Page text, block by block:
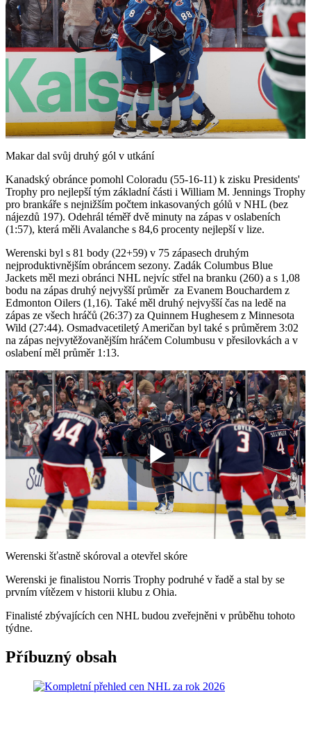
Play
Makar dal svůj druhý gól v utkání
Kanadský obránce pomohl Coloradu (55-16-11) k zisku Presidents'
Trophy pro nejlepší tým základní části i William M. Jennings Trophy
pro brankáře s nejnižším počtem inkasovaných gólů v NHL (bez
nájezdů 197). Odehrál téměř dvě minuty na zápas v oslabeních
(1:57), která měli Avalanche s 84,6 procenty nejlepší v lize.
Werenski byl s 81 body (22+59) v 75 zápasech druhým
nejproduktivnějším obráncem sezony. Zadák Columbus Blue
Jackets měl mezi obránci NHL nejvíc střel na branku (260) a s 1,08
bodu na zápas druhý nejvyšší průměr za Evanem Bouchardem z
Edmonton Oilers (1,16). Také měl druhý nejvyšší čas na ledě na
zápas ze všech hráčů (26:37) za Quinnem Hughesem z Minnesota
Wild (27:44). Osmadvacetiletý Američan byl také s průměrem 3:02
na zápas nejvytěžovanějším hráčem Columbusu v přesilovkách a v
oslabení měl průměr 1:13.
Play
Video
Werenski šťastně skóroval a otevřel skóre
Werenski je finalistou Norris Trophy podruhé v řadě a stal by se
prvním vítězem v historii klubu z Ohia.
Finalisté zbývajících cen NHL budou zveřejněni v průběhu tohoto
týdne.
Příbuzný obsah